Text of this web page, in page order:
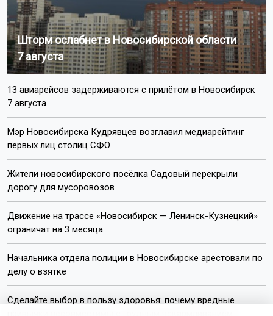
Шторм ослабнет в Новосибирской области
7 августа
13 авиарейсов задерживаются с прилётом в Новосибирск
7 августа
Мэр Новосибирска Кудрявцев возглавил медиарейтинг
первых лиц столиц СФО
Жители новосибирского посёлка Садовый перекрыли
дорогу для мусоровозов
Движение на трассе «Новосибирск — Ленинск-Кузнецкий»
ограничат на 3 месяца
Начальника отдела полиции в Новосибирске арестовали по
делу о взятке
Сделайте выбор в пользу здоровья: почему вредные